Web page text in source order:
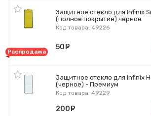
Защитное стекло для Infinix
(полное покрытие) черное
Код товара: 49226
Распродажа
50
Защитное стекло для Infinix
(черное) - Премиум
Код товара: 49229
200